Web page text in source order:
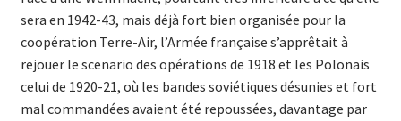
sera en 1942-43, mais déjà fort bien organisée pour la
coopération Terre-Air, l’Armée française s’apprêtait à
rejouer le scenario des opérations de 1918 et les Polonais
celui de 1920-21, où les bandes soviétiques désunies et fort
mal commandées avaient été repoussées, davantage par